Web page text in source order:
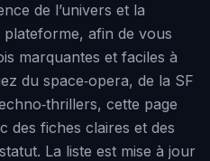
de l’univers et la
afin de vous
marquantes et faciles à
du space‑opera, de la SF
cette page
des fiches claires et des
La liste est mise à jour